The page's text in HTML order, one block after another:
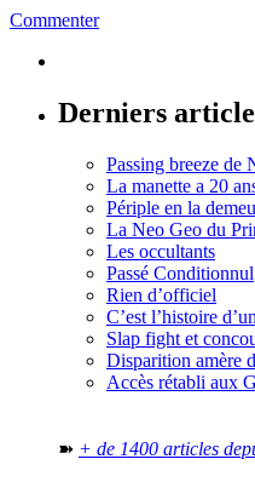
Commenter
Derniers
Passing breeze de
La manette a 20
Périple en la
La Neo Geo du
Les occultants
Passé Conditionnul
Rien d’officiel
C’est l’histoire
Slap fight et
Disparition amère
Accès rétabli aux
➽ + de 1400 articles